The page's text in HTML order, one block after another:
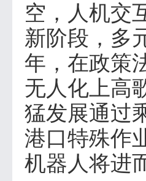
空，人机交
新阶段，多
年，在政策
无人化上高
猛发展通过
港口特殊作
机器人将进